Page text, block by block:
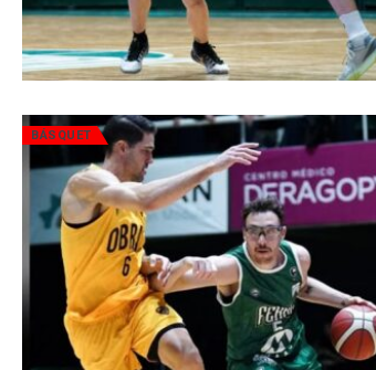
BÁSQUET